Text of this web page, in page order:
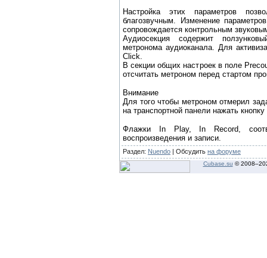
Настройка этих параметров
благозвучным. Изменение
сопровождается контрольным
Аудиосекция содержит
метронома аудиоканала. Для
Click.
В секции общих настроек в поле
отсчитать метроном перед стартом
Внимание
Для того чтобы метроном отмерил
на транспортной панели нажать
Флажки In Play, In Record,
воспроизведения и записи.
Раздел: Nuendo | Обсудить на форуме
Cubase.su © 2008–